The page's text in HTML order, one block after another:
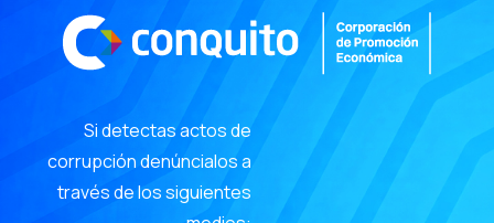
Si detectas actos de
corrupción denúncialos a
través de los siguientes